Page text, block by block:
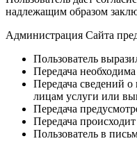
надлежащим образом
Администрация Сайта
Пользователь
Передача
Передача сведений
лицам услуги или
Передача
Передача
Пользователь в